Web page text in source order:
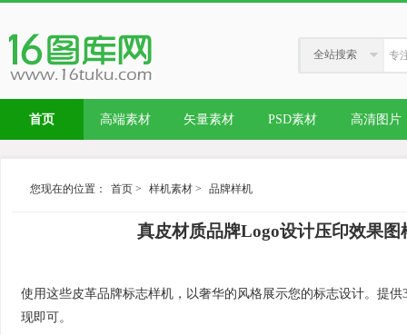
全站搜索
首页 高端素材 矢量素材 PSD素材 高清图片
您现在的位置： 首页 > 样机素材 > 品牌样机
真皮材质品牌Logo设计压印效果
使用这些皮革品牌标志样机，以奢华的风格展示您的标志设计。提
现即可。